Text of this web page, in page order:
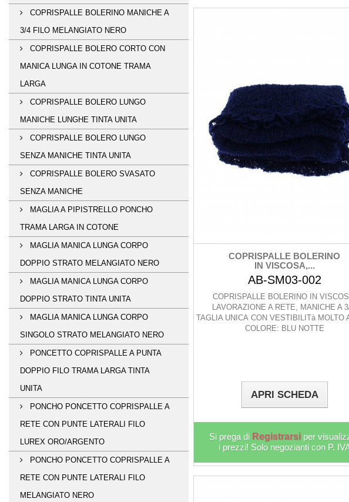
COPRISPALLE BOLERINO MANICHE A
3/4 FILO MELANGIATO NERO
COPRISPALLE BOLERO CORTO CON
MANICA LUNGA IN COTONE TRAMA
LARGA
COPRISPALLE BOLERO LUNGO
MANICHE LUNGHE TINTA UNITA
COPRISPALLE BOLERO LUNGO
SENZA MANICHE TINTA UNITA
COPRISPALLE BOLERO SVASATO
SENZA MANICHE
MAGLIA A PIPISTRELLO PONCHO
TRAMA LARGA IN COTONE
MAGLIA MANICA LUNGA CORPO
DOPPIO STRATO MELANGIATO NERO
MAGLIA MANICA LUNGA CORPO
DOPPIO STRATO TINTA UNITA
MAGLIA MANICA LUNGA CORPO
SINGOLO STRATO MELANGIATO NERO
PONCETTO COPRISPALLE A PUNTA
DOPPIO FILO TRAMA LARGA TINTA
UNITA
PONCHO PONCETTO COPRISPALLE A
RETE CON PUNTE LATERALI FILO
LUREX ORO/ARGENTO
PONCHO PONCETTO COPRISPALLE A
RETE CON PUNTE LATERALI FILO
MELANGIATO NERO
COPRISPALLE BOLERINO
IN VISCOSA,...
AB-SM03-002
COPRISPALLE BOLERINO IN
LAVORAZIONE A RETE, MANICHE A
TAGLIA UNICA CON VESTIBILITà MOLTO
COLORE: BLU NOTTE
APRI SCHEDA
Si prega di Registrarsi per
i prezzi! Solo negozianti con P.